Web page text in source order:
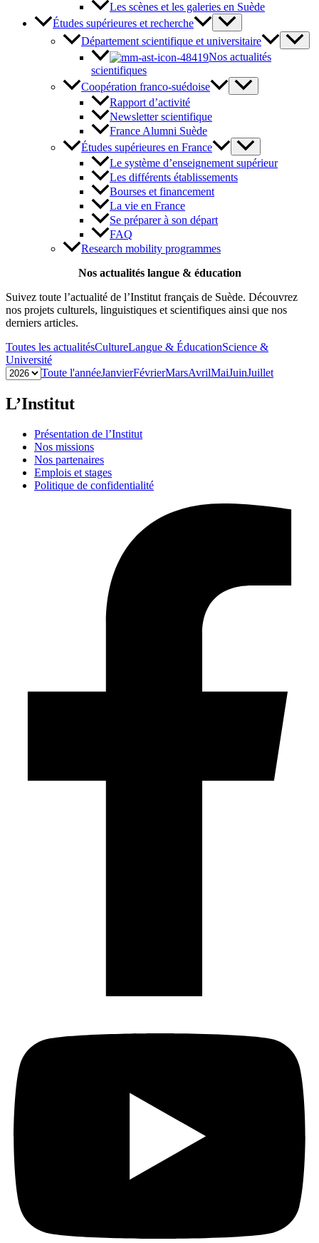
Les scènes et les galeries en Suède
Études supérieures et recherche
Département scientifique et universitaire
Nos actualités
scientifiques
Coopération franco-suédoise
Rapport d’activité
Newsletter scientifique
France Alumni Suède
Études supérieures en France
Le système d’enseignement supérieur
Les différents établissements
Bourses et financement
La vie en France
Se préparer à son départ
FAQ
Research mobility programmes
Nos actualités langue & éducation
Suivez toute l’actualité de l’Institut français de Suède. Découvrez
nos projets culturels, linguistiques et scientifiques ainsi que nos
derniers articles.
Toutes les actualitésCultureLangue & ÉducationScience &
Université
Toute l'annéeJanvierFévrierMarsAvrilMaiJuinJuillet
L’Institut
Présentation de l’Institut
Nos missions
Nos partenaires
Emplois et stages
Politique de confidentialité